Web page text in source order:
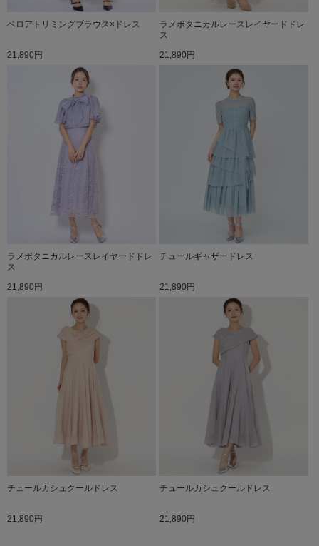
ベロアトリミングブラウス×ドレス
21,890円
ラメボタニカルレースレイヤードドレ
ス
21,890円
ラメボタニカルレースレイヤードドレ
ス
21,890円
チュールギャザードレス
21,890円
チュールカシュクールドレス
21,890円
チュールカシュクールドレス
21,890円